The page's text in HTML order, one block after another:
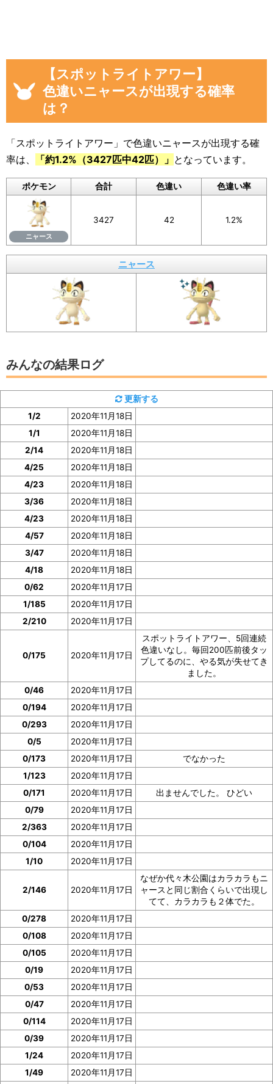
「現時点のニャースを見つけた数(イベント開始
後)」から「イベント開始前のニャースを見つけ
た数」を引いた数が自動計算され反映されるよ
うになっています。
遇した数をぜひ教えてください。
入力いただいた遭遇状況と「フリーコメント」
の内容は画像に反映されるほか、フォームの下
のログに公開されます。
画像を保存することもできるので、Twitterなど
SNSでの共有にもぜひご活用ください。
イベント参加前に図鑑の「見つけた数」をスク
ショ、またはメモしておくと便利
ニャースの「見つけた数」は、ニャースの図鑑ページで
イベント参加前に図鑑の「見つけた数」の部分のスクシ
ョを撮っておいたり、メモしておくと便利です。
ぜひご協力をお願いいたします。
【スポットライトアワー】
色違いニャースが出現する確率
は？
「スポットライトアワー」で色違いニャースが出現する確
率は、
「約1.2%（3427匹中42匹）」 となっています。
ポケモン 合計 色違い 色違い率
ニャース
3427 42 1.2%
ニャース
みんなの結果ログ
更新する
1/2
2020年11月18日
1/1
2020年11月18日
2/14
2020年11月18日
4/25
2020年11月18日
4/23
2020年11月18日
3/36
2020年11月18日
4/23
2020年11月18日
4/57
2020年11月18日
3/47
2020年11月18日
4/18
2020年11月18日
0/62
2020年11月17日
1/185
2020年11月17日
2/210
2020年11月17日
0/175 2020年11月17日
スポットライトアワー、5回連続
色違いなし。毎回200匹前後タッ
プしてるのに、やる気が失せてき
ました。
0/46
2020年11月17日
0/194
2020年11月17日
0/293
2020年11月17日
0/5
2020年11月17日
0/173
2020年11月17日
でなかった
1/123
2020年11月17日
0/171
2020年11月17日
出ませんでした。 ひどい
0/79
2020年11月17日
2/363
2020年11月17日
0/104
2020年11月17日
1/10
2020年11月17日
2/146 2020年11月17日
なぜか代々木公園はカラカラもニ
ャースと同じ割合くらいで出現し
てて、カラカラも２体でた。
0/278
2020年11月17日
0/108
2020年11月17日
0/105
2020年11月17日
0/19
2020年11月17日
0/53
2020年11月17日
0/47
2020年11月17日
0/114
2020年11月17日
0/39
2020年11月17日
1/24
2020年11月17日
1/49
2020年11月17日